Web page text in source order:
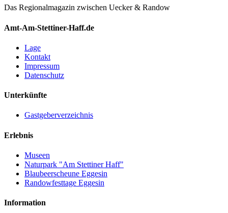
Das Regionalmagazin zwischen Uecker & Randow
Amt-Am-Stettiner-Haff.de
Lage
Kontakt
Impressum
Datenschutz
Unterkünfte
Gastgeberverzeichnis
Erlebnis
Museen
Naturpark "Am Stettiner Haff"
Blaubeerscheune Eggesin
Randowfesttage Eggesin
Information